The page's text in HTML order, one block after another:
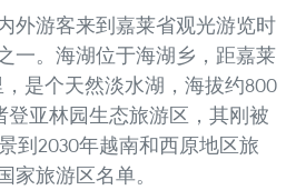
外游客来到嘉莱省观光游览时
一。海湖位于海湖乡，距嘉莱
是个天然淡水湖，海拔约800
登亚林园生态旅游区，其刚被
到2030年越南和西原地区旅
家旅游区名单。